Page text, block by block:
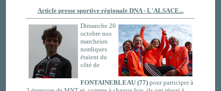
Article presse sportive régionale DNA - L'ALSACE...
Dimanche 20
octobre nos
marcheurs
nordiques
étaient du
côté de
FONTAINEBLEAU (77)pour participer à